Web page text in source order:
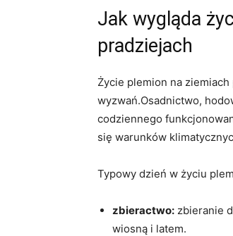
Jak wygląda
pradziejach
Życie plemion na
wyzwań.Osadnictwo,
codziennego
się warunków
Typowy dzień w życiu
zbieractwo: zbieranie
wiosną i latem.